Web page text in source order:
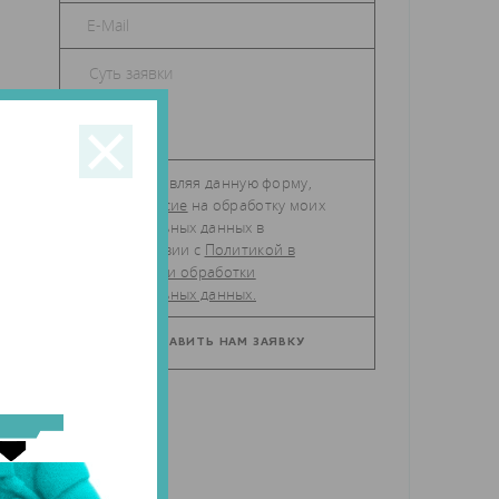
Отправляя данную форму,
согласие
персональных данных в
соответствии с Политикой в
отношении обработки
персональных данных.